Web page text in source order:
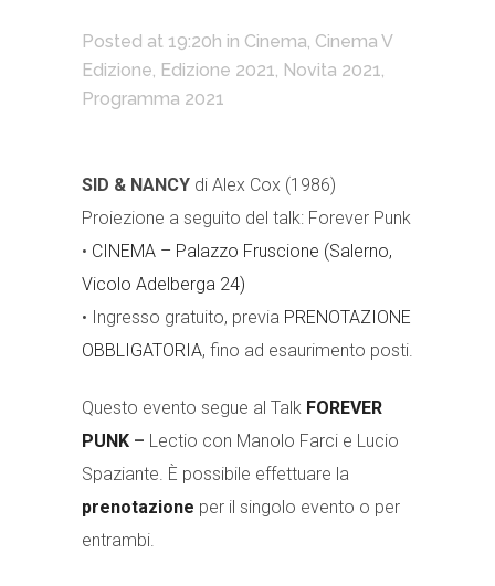
Posted at 19:20h in Cinema, Cinema V
Edizione, Edizione 2021, Novita 2021,
Programma 2021
SID & NANCY di Alex Cox (1986)
Proiezione a seguito del talk: Forever Punk
• CINEMA – Palazzo Fruscione (Salerno,
Vicolo Adelberga 24)
• Ingresso gratuito, previa PRENOTAZIONE
OBBLIGATORIA, fino ad esaurimento posti.
Questo evento segue al Talk FOREVER
PUNK – Lectio con Manolo Farci e Lucio
Spaziante. È possibile effettuare la
prenotazione per il singolo evento o per
entrambi.